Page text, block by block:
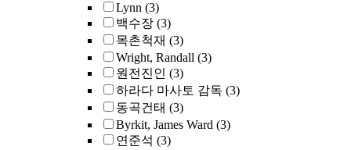
Lynn (3)
백수장 (3)
목촌척재 (3)
Wright, Randall (3)
원전진인 (3)
하라다 마사토 감독 (3)
동곡건태 (3)
Byrkit, James Ward (3)
연준석 (3)